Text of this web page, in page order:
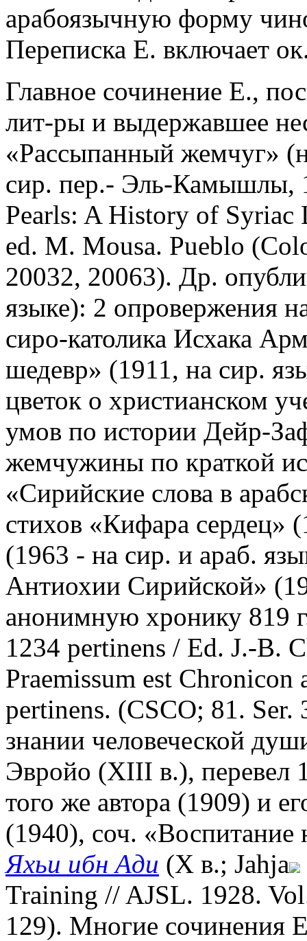
арабоязычную форму
Переписка Е. включает
Главное сочинение Е.,
лит-ры и выдержавшее
«Рассыпанный жемчуг»
сир. пер.- Эль-Камышлы,
Pearls: A History of Syriac
ed. M. Mousa. Pueblo
20032, 20063). Др.
языке): 2 опровержения
сиро-католика Исхака
шедевр» (1911, на сир.
цветок о христианском
умов по истории Дейр-
жемчужины по краткой
«Сирийские слова в
стихов «Кифара сердец»
(1963 - на сир. и араб.
Антиохии Сирийской»
анонимную хронику 819
1234 pertinens / Ed. J.-B.
Praemissum est
pertinens. (CSCO; 81.
знании человеческой
Эвройо (XIII в.), перевел
того же автора (1909) и
(1940), соч. «Воспитание
Яхьи ибн Ади (X в.; Jahja
Training // AJSL. 1928.
129). Многие сочинения